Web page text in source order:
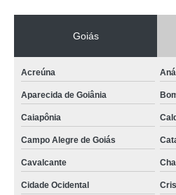
andador de empurrar para idoso preço
andador idoso preço Paraúna
andadores articulado para idoso JD. DAS
andadores idoso ortopédico JD.
onde encontro andador idoso Residencial
Goiás
Acreúna
Aparecida de Goiânia
Caiapônia
Campo Alegre de Goiás
Cavalcante
Cidade Ocidental